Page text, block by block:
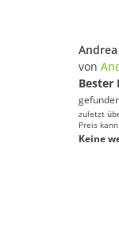
von
Bester
zuletzt
Preis
Keine